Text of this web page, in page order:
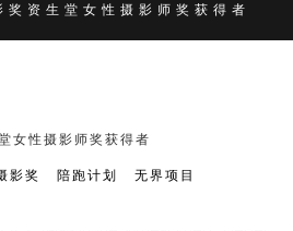
资生堂女性摄影师奖获得者
女性摄影师奖获得者
影奖 陪跑计划 无界项目